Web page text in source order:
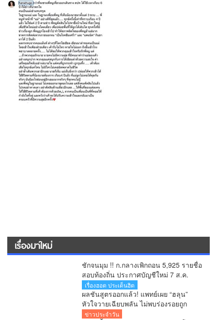
เรื่องมาใหม่
ชักจนมุม !! ก.กลางเพิกถอน 5,925 รายชื่อ
สอบท้องถิ่น ประกาศบัญชีใหม่ 7 ส.ค.
ยืนยันพร้อมสู้ทุกคดี หลังอดีตอธิบดีโดน 6
ข้อหา
เรื่องฮอต ประเด็นฮิต
ผลชันสูตรออกแล้ว! แพทย์เผย “ฮลุน”
หัวใจวายเฉียบพลัน ไม่พบร่องรอยถูก
ทำร้าย รอผลสารพิษยืนยันอีก 1-2 สัปดาห์
ข่าวประจำวัน